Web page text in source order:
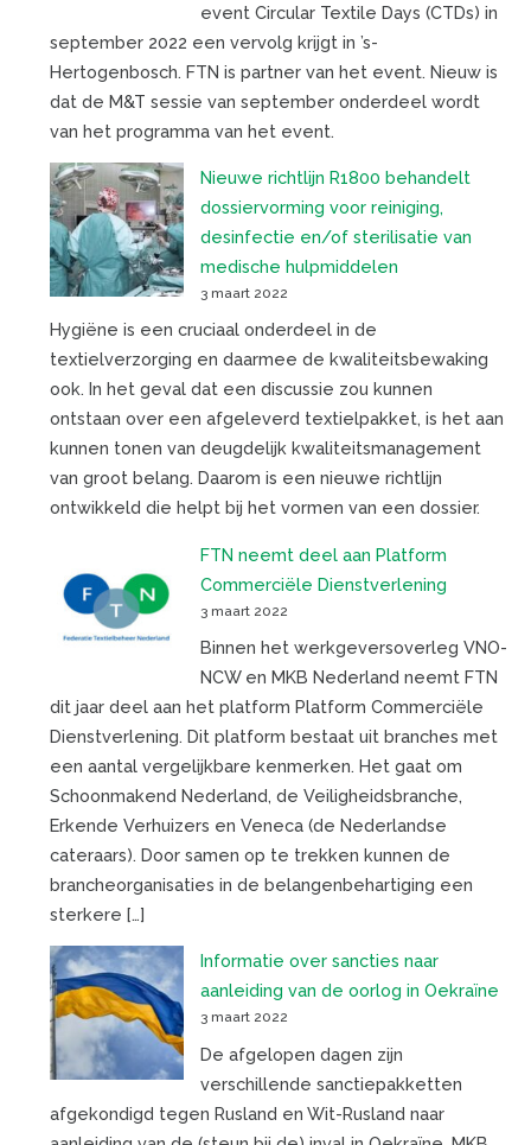
event Circular Textile Days (CTDs) in
september 2022 een vervolg krijgt in ’s-
Hertogenbosch. FTN is partner van het event. Nieuw is
dat de M&T sessie van september onderdeel wordt
van het programma van het event.
Nieuwe richtlijn R1800 behandelt
dossiervorming voor reiniging,
desinfectie en/of sterilisatie van
medische hulpmiddelen
3 maart 2022
Hygiëne is een cruciaal onderdeel in de
textielverzorging en daarmee de kwaliteitsbewaking
ook. In het geval dat een discussie zou kunnen
ontstaan over een afgeleverd textielpakket, is het aan
kunnen tonen van deugdelijk kwaliteitsmanagement
van groot belang. Daarom is een nieuwe richtlijn
ontwikkeld die helpt bij het vormen van een dossier.
FTN neemt deel aan Platform
Commerciële Dienstverlening
3 maart 2022
Binnen het werkgeversoverleg VNO-
NCW en MKB Nederland neemt FTN
dit jaar deel aan het platform Platform Commerciële
Dienstverlening. Dit platform bestaat uit branches met
een aantal vergelijkbare kenmerken. Het gaat om
Schoonmakend Nederland, de Veiligheidsbranche,
Erkende Verhuizers en Veneca (de Nederlandse
cateraars). Door samen op te trekken kunnen de
brancheorganisaties in de belangenbehartiging een
sterkere […]
Informatie over sancties naar
aanleiding van de oorlog in Oekraïne
3 maart 2022
De afgelopen dagen zijn
verschillende sanctiepakketten
afgekondigd tegen Rusland en Wit-Rusland naar